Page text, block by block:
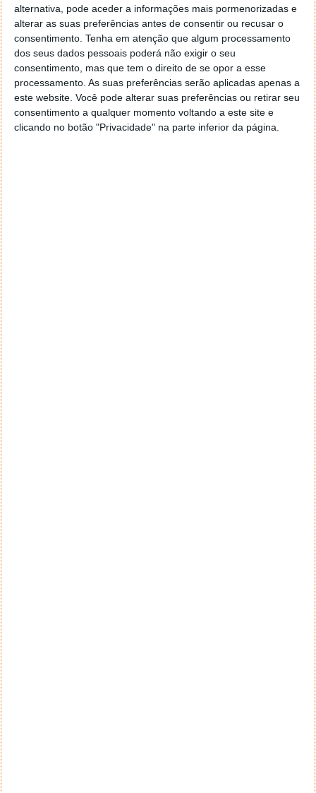
alternativa, pode aceder a informações mais pormenorizadas e
alterar as suas preferências antes de consentir ou recusar o
consentimento. Tenha em atenção que algum processamento
dos seus dados pessoais poderá não exigir o seu
consentimento, mas que tem o direito de se opor a esse
processamento. As suas preferências serão aplicadas apenas a
este website. Você pode alterar suas preferências ou retirar seu
consentimento a qualquer momento voltando a este site e
clicando no botão "Privacidade" na parte inferior da página.